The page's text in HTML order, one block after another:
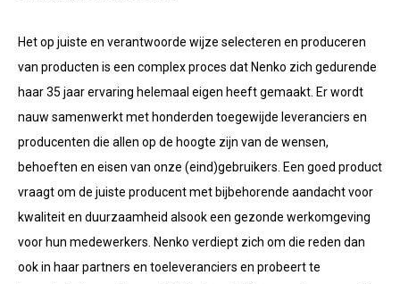
Het op juiste en verantwoorde wijze selecteren en produceren
van producten is een complex proces dat Nenko zich gedurende
haar 35 jaar ervaring helemaal eigen heeft gemaakt. Er wordt
nauw samenwerkt met honderden toegewijde leveranciers en
producenten die allen op de hoogte zijn van de wensen,
behoeften en eisen van onze (eind)gebruikers. Een goed product
vraagt om de juiste producent met bijbehorende aandacht voor
kwaliteit en duurzaamheid alsook een gezonde werkomgeving
voor hun medewerkers. Nenko verdiept zich om die reden dan
ook in haar partners en toeleveranciers en probeert te